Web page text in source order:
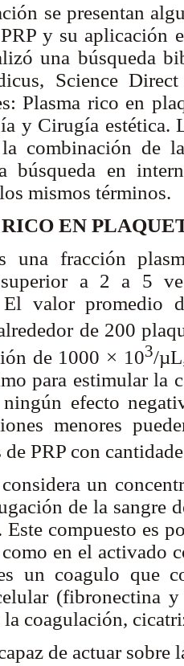
se presentan
y su aplicación
una búsqueda
Science
Plasma rico en
y Cirugía estética.
combinación de
búsqueda en
mismos términos.
EN
una fracción
superior a 2 a 5
El valor promedio
de 200
de 1000 × 103/
para estimular la
efecto
menores
de PRP con
un
de la sangre
compuesto es
en el activado
un coagulo que
(fibronectina
la coagulación,
de actuar